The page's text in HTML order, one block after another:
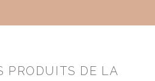
PRODUITS DE LA